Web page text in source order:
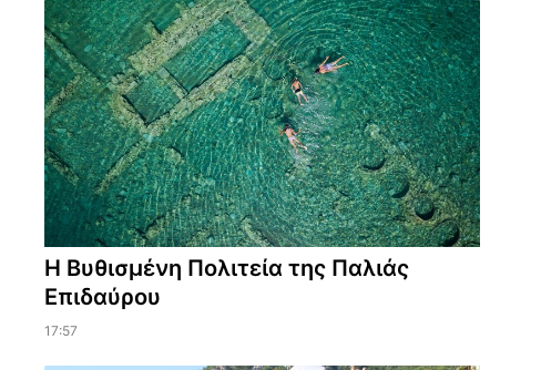
Η Βυθισμένη Πολιτεία της Παλιάς
Επιδαύρου
17:57